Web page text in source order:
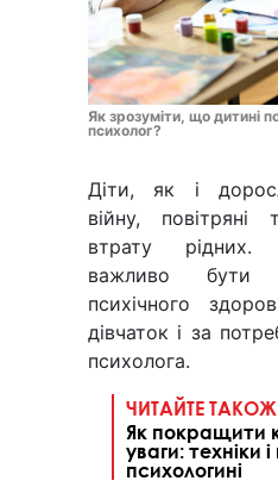
Як зрозуміти, що дитині
психолог?
Діти, як і
війну, повітряні
втрату
важливо бути
психічного
дівчаток і за
психолога.
ЧИТАЙТЕ ТАКОЖ
Як покращити
уваги: техніки
психологині